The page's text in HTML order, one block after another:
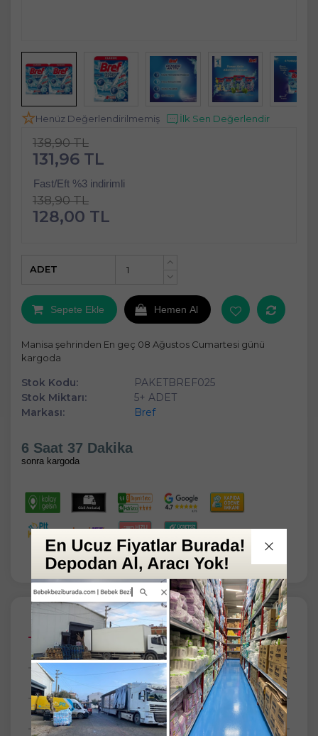
Henüz Değerlendirilmemiş İlk Sen Değerlendir
138,90 TL
131,96 TL
Fast/Eft %3 indirimli
138,90 TL
128,00 TL
+
ADET
Sepete Ekle Hemen Al
Manisa şehrinden En geç 08 Ağustos Cumartesi günü
kargoda
Stok Kodu:
PAKETBREF025
Stok Miktarı:
5+ ADET
Markası:
Bref
6 Saat 37 Dakika
sonra kargoda
Açıklamalar
Taksit Seçenekleri
Tüm Yorumlar
Tüm Sorular